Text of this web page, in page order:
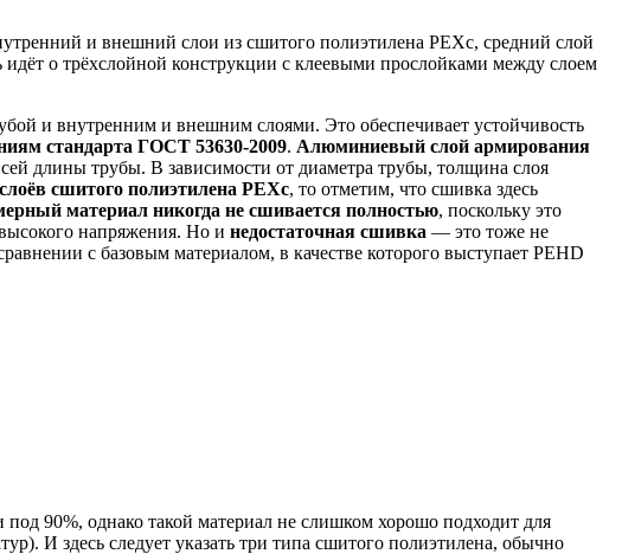
и внешний слои из сшитого полиэтилена РЕХс, средний слой
о трёхслойной конструкции с клеевыми прослойками между слоем
и внутренним и внешним слоями. Это обеспечивает устойчивость
стандарта ГОСТ 53630-2009. Алюминиевый слой армирования
длины трубы. В зависимости от диаметра трубы, толщина слоя
сшитого полиэтилена PEXc, то отметим, что сшивка здесь
материал никогда не сшивается полностью, поскольку это
напряжения. Но и недостаточная сшивка — это тоже не
с базовым материалом, в качестве которого выступает PEHD
90%, однако такой материал не слишком хорошо подходит для
И здесь следует указать три типа сшитого полиэтилена, обычно